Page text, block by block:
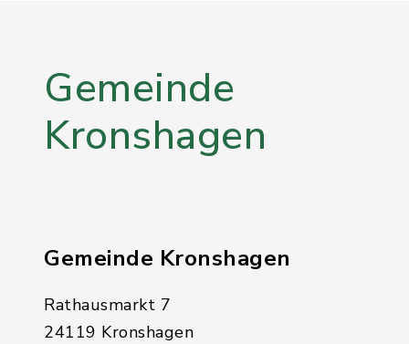
Gemeinde
Kronshagen
Gemeinde Kronshagen
Rathausmarkt 7
24119 Kronshagen